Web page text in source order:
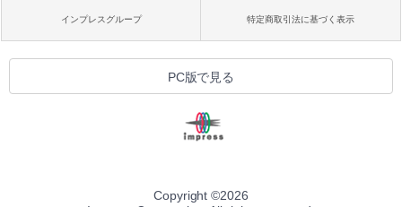
インプレスグループ 特定商取引法に基づく表示
PC版で見る
Copyright ©2026